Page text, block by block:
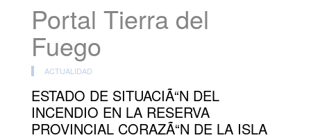
Portal Tierra del
Fuego
ACTUALIDAD
ESTADO DE SITUACIÃ“N DEL
INCENDIO EN LA RESERVA
PROVINCIAL CORAZÃ“N DE LA ISLA